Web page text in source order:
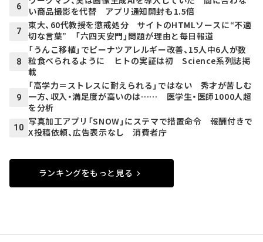
6
い商品撮影を代替 アプリ通知開封も1.5倍
7
東大、60代教授を懲戒処分 サイトのHTMLソースに“不適
切な言葉” 「六四天安門」問題が理由と毎日報道
8
「うんこ移植」でピーナツアレルギー改善、15人中6人が数
粒食べられるように ヒトの実証は初 Science系列誌掲
載
9
「高学力＝ストレスに耐えられる」ではない 秀才が苦しむ
一方、収入・満足度が高いのは…… 医学生・医師1000人超
を分析
10
写真加工アプリ「SNOW」にステマで措置命令 報酬付きで
X投稿依頼、広告表示なし 消費者庁
ランキングをもっと見る